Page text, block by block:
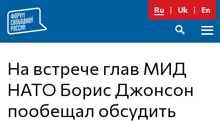
содержимому
Ru Uk En
На встрече глав МИД
НАТО Борис Джонсон
пообещал обсудить